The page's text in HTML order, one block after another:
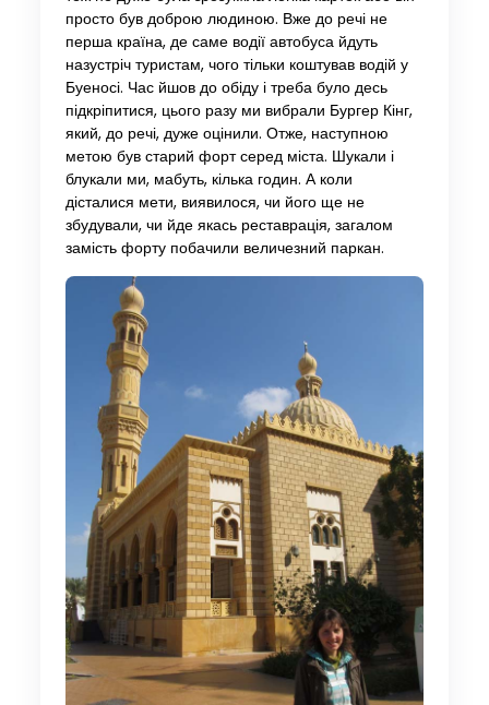
просто був доброю людиною. Вже до речі не
перша країна, де саме водії автобуса йдуть
назустріч туристам, чого тільки коштував водій у
Буеносі. Час йшов до обіду і треба було десь
підкріпитися, цього разу ми вибрали Бургер Кінг,
який, до речі, дуже оцінили. Отже, наступною
метою був старий форт серед міста. Шукали і
блукали ми, мабуть, кілька годин. А коли
дісталися мети, виявилося, чи його ще не
збудували, чи йде якась реставрація, загалом
замість форту побачили величезний паркан.